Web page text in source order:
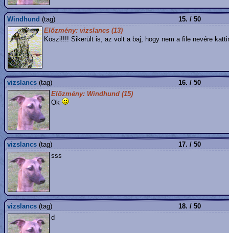
Windhund (tag)
15. / 50
Előzmény: vizslancs (13)
Köszi!!!! Sikerült is, az volt a baj, hogy nem a file nevére
vizslancs (tag)
16. / 50
Előzmény: Windhund (15)
Ok
vizslancs (tag)
17. / 50
sss
vizslancs (tag)
18. / 50
d